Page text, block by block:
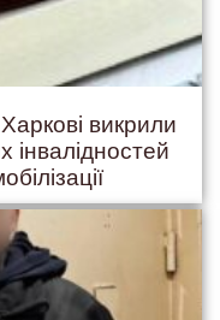
викрили
інвалідностей